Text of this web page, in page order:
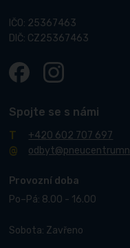
IČO: 25367463
DIČ: CZ25367463
Spojte se s námi
+420 602 707 697
Provozní doba
Po–Pá: 8.00 - 16.00
Sobota: Zavřeno